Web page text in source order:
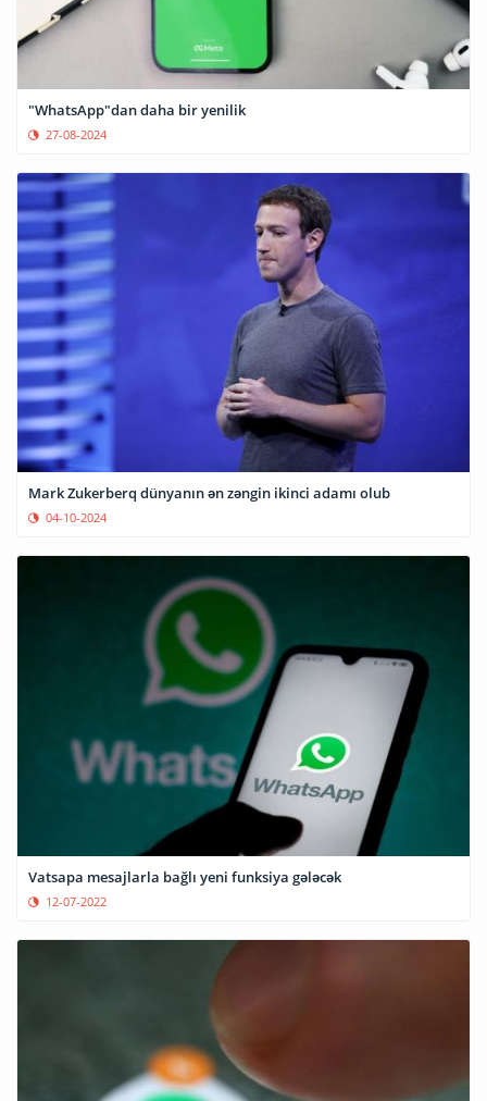
"WhatsApp"dan daha bir yenilik
27-08-2024
Mark Zukerberq dünyanın ən zəngin ikinci adamı olub
04-10-2024
Vatsapa mesajlarla bağlı yeni funksiya gələcək
12-07-2022